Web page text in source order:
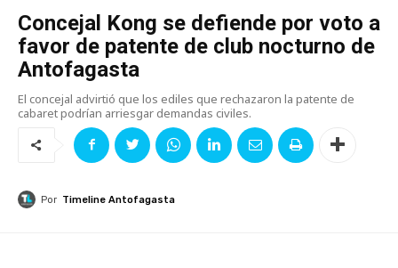
Concejal Kong se defiende por voto a
favor de patente de club nocturno de
Antofagasta
El concejal advirtió que los ediles que rechazaron la patente de
cabaret podrían arriesgar demandas civiles.
Por Timeline Antofagasta